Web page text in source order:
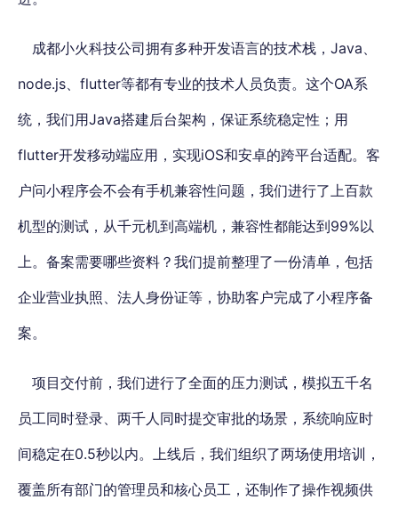
成都小火科技公司拥有多种开发语言的技术栈，Java、
node.js、flutter等都有专业的技术人员负责。这个OA系
统，我们用Java搭建后台架构，保证系统稳定性；用
flutter开发移动端应用，实现iOS和安卓的跨平台适配。客
户问小程序会不会有手机兼容性问题，我们进行了上百款
机型的测试，从千元机到高端机，兼容性都能达到99%以
上。备案需要哪些资料？我们提前整理了一份清单，包括
企业营业执照、法人身份证等，协助客户完成了小程序备
案。
项目交付前，我们进行了全面的压力测试，模拟五千名
员工同时登录、两千人同时提交审批的场景，系统响应时
间稳定在0.5秒以内。上线后，我们组织了两场使用培训，
覆盖所有部门的管理员和核心员工，还制作了操作视频供